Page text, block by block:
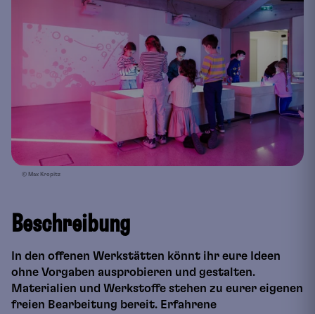
© Max Kropitz
Beschreibung
In den offenen Werkstätten könnt ihr eure Ideen
ohne Vorgaben ausprobieren und gestalten.
Materialien und Werkstoffe stehen zu eurer eigenen
freien Bearbeitung bereit. Erfahrene